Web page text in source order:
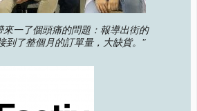
來一了個頭痛的問題：報導出街的
到了整個月的訂單量，大缺貨。"